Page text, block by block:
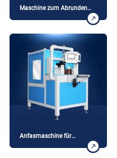
Maschine zum Abrunden
Anfasmaschine für